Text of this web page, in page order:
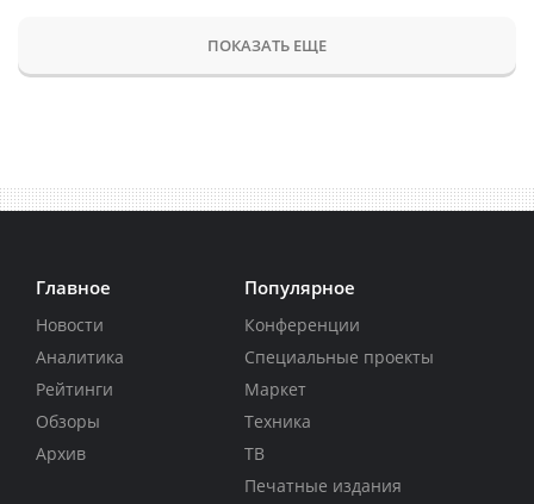
ПОКАЗАТЬ ЕЩЕ
Главное
Новости
Аналитика
Рейтинги
Обзоры
Архив
Популярное
Конференции
Специальные проекты
Маркет
Техника
ТВ
Печатные издания